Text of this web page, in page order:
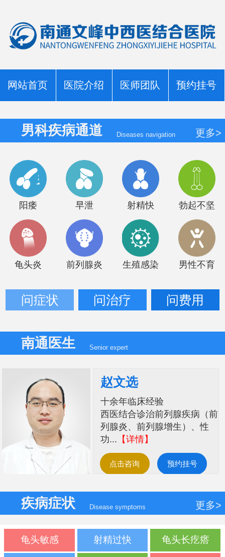
网站首页 医院介绍 医师团队 预约挂号
男科疾病通道 Diseases navigation 更多>
阳痿 早泄 射精快 勃起不坚
龟头炎 前列腺炎 生殖感染 男性不育
问症状 问治疗 问费用
南通医生 Senior expert
赵文选
十余年临床经验
西医结合诊治前列腺疾病（前
列腺炎、前列腺增生）、性
功... 【详情】
点击咨询 预约挂号
疾病症状 Disease symptoms 更多>
龟头敏感 射精过快 龟头长疙瘩